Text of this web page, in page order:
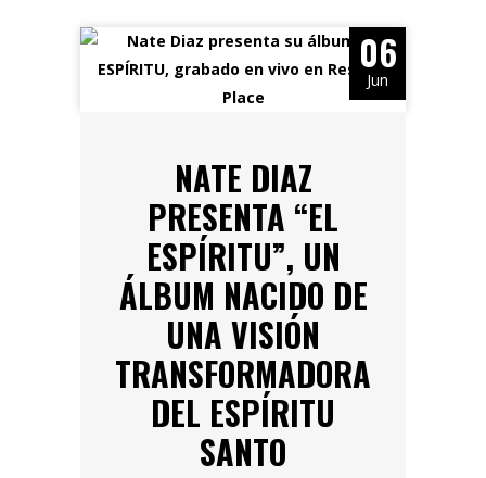
06
Jun
NATE DIAZ
PRESENTA “EL
ESPÍRITU”, UN
ÁLBUM NACIDO DE
UNA VISIÓN
TRANSFORMADORA
DEL ESPÍRITU
SANTO